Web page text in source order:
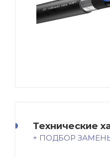
Технические
+ ПОДБОР